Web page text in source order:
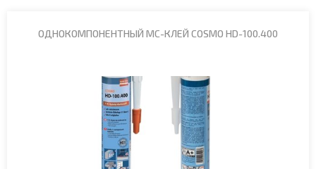
ОДНОКОМПОНЕНТНЫЙ МС-КЛЕЙ COSMO HD-100.400